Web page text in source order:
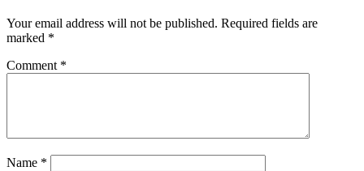
Your email address will not be published. Required fields are
marked *
Comment *
Name *